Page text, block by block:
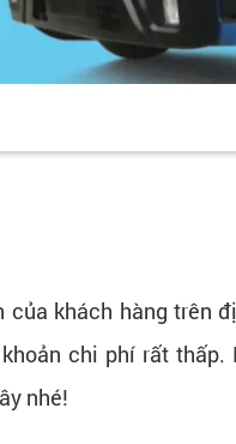
khách hàng trên
chi phí rất thấp.
nhé!